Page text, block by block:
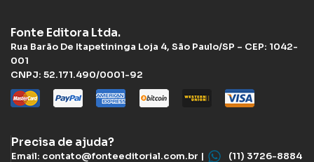
Fonte Editora Ltda.
Rua Barão De Itapetininga Loja 4, São Paulo/SP – CEP: 1042-
001
CNPJ: 52.171.490/0001-92
Precisa de ajuda?
Email: contato@fonteeditorial.com.br | (11) 3726-8884